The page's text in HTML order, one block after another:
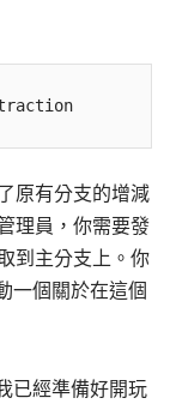
原有分支的增減
理員，你需要發
到主分支上。你
一個關於在這個
已經準備好開玩